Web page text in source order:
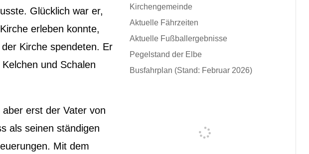
Glücklich war er,
erleben konnte,
Kirche spendeten. Er
und Schalen
erst der Vater von
als seinen ständigen
Mit dem
Kirchengemeinde
Aktuelle Fährzeiten
Aktuelle Fußballergebnisse
Pegelstand der Elbe
Busfahrplan (Stand: Februar 2026)